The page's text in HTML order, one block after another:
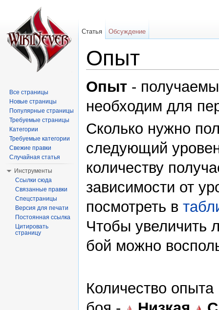
Опыт
Опыт -
необходим для
Сколько нужно
следующий
количеству
зависимости от
посмотреть в
Чтобы увеличить
бой можно
Количество
Статья Обсуждение
Все страницы
Новые страницы
Популярные страницы
Требуемые страницы
Категории
Требуемые категории
Свежие правки
Случайная статья
Инструменты
Ссылки сюда
Связанные правки
Спецстраницы
Версия для печати
Постоянная ссылка
Цитировать
страницу